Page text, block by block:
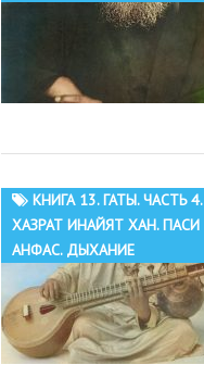
КНИГА 13. ГАТЫ. ЧАСТЬ 4.
ХАЗРАТ ИНАЙЯТ ХАН. ПАСИ
АНФАС. ДЫХАНИЕ